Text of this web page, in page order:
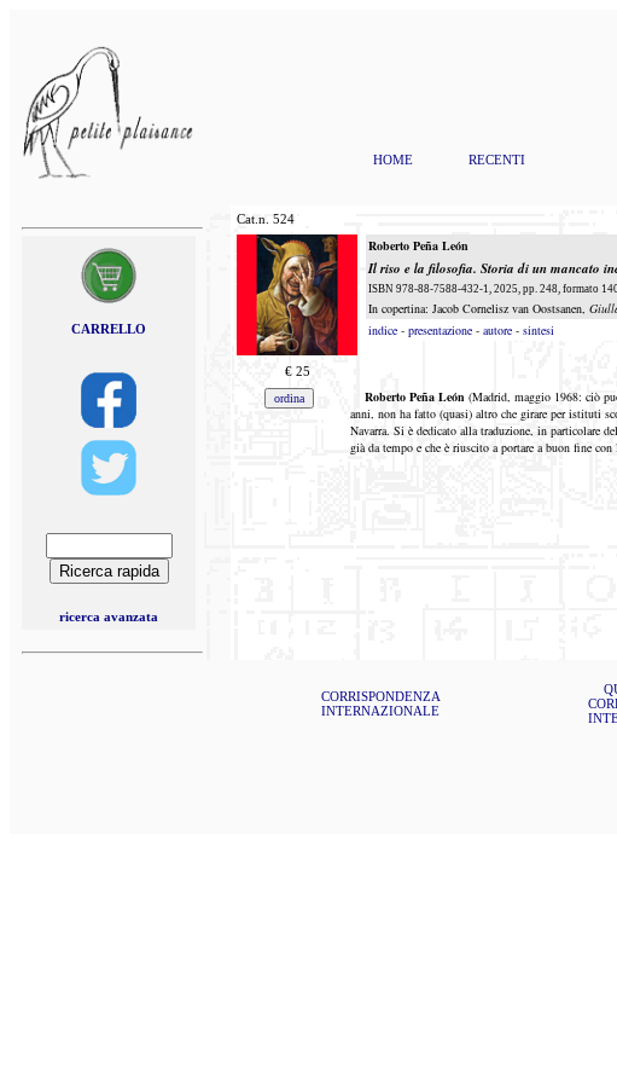
HOME RECENTI
CARRELLO
ricerca avanzata
Cat.n. 524
Roberto Peña León
Il riso e la filosofia. Storia di un mancato
ISBN 978-88-7588-432-1, 2025, pp. 248, formato
In copertina: Jacob Cornelisz van Oostsanen,
indice - presentazione - autore - sintesi
€ 25
Roberto Peña León (Madrid, maggio 1968: ciò
anni, non ha fatto (quasi) altro che girare per istituti
Navarra. Si è dedicato alla traduzione, in particolare
già da tempo e che è riuscito a portare a buon fine
CORRISPONDENZA
INTERNAZIONALE